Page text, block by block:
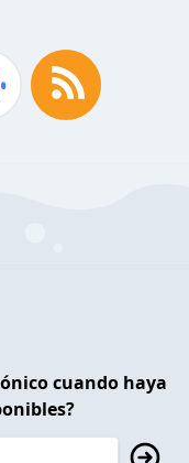
cuando haya